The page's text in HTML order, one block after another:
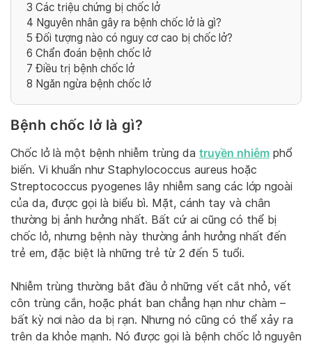
3 Các triệu chứng bị chốc lở
4 Nguyên nhân gây ra bệnh chốc lở là gì?
5 Đối tượng nào có nguy cơ cao bị chốc lở?
6 Chẩn đoán bệnh chốc lở
7 Điều trị bệnh chốc lở
8 Ngăn ngừa bệnh chốc lở
Bệnh chốc lở là gì?
Chốc lở là một bệnh nhiễm trùng da truyền nhiễm phổ
biến. Vi khuẩn như Staphylococcus aureus hoặc
Streptococcus pyogenes lây nhiễm sang các lớp ngoài
của da, được gọi là biểu bì. Mặt, cánh tay và chân
thường bị ảnh hưởng nhất. Bất cứ ai cũng có thể bị
chốc lở, nhưng bệnh này thường ảnh hưởng nhất đến
trẻ em, đặc biệt là những trẻ từ 2 đến 5 tuổi.
Nhiễm trùng thường bắt đầu ở những vết cắt nhỏ, vết
côn trùng cắn, hoặc phát ban chẳng hạn như chàm –
bất kỳ nơi nào da bị rạn. Nhưng nó cũng có thể xảy ra
trên da khỏe mạnh. Nó được gọi là bệnh chốc lở nguyên